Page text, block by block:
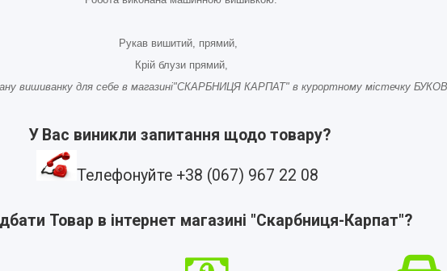
Рукав вишитий, прямий,
Крій блузи прямий,
вишиванку для себе в магазині"СКАРБНИЦЯ КАРПАТ" в курортному містечку
У Вас виникли запитання щодо товару?
Телефонуйте +38 (067) 967 22 08
Товар в інтернет магазині "Скарбниця-Карпат"?